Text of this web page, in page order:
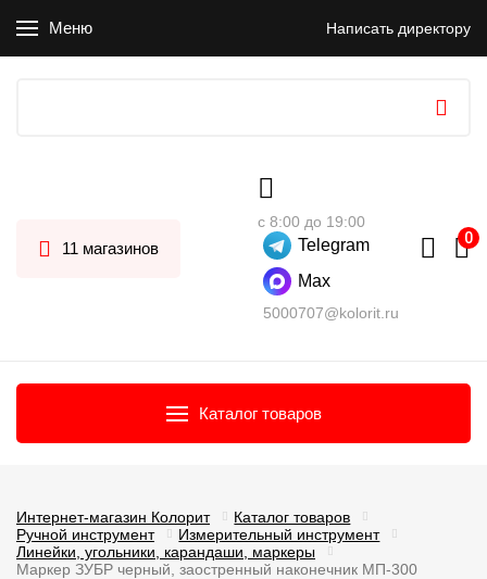
Меню Написать директору
11 магазинов
с 8:00 до 19:00
Telegram
Max
5000707@kolorit.ru
Каталог товаров
Интернет-магазин Колорит
Каталог товаров
Ручной инструмент
Измерительный инструмент
Линейки, угольники, карандаши, маркеры
Маркер ЗУБР черный, заостренный наконечник МП-300